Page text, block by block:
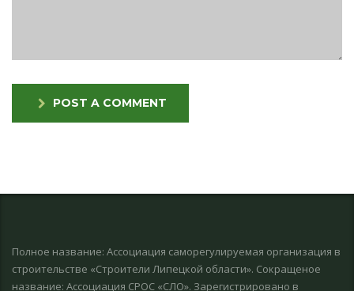
POST A COMMENT
Полное название: Ассоциация саморегулируемая организация в
строительстве «Строители Липецкой области». Сокращеное
название: Ассоциация СРОС «СЛО». Зарегистрировано в